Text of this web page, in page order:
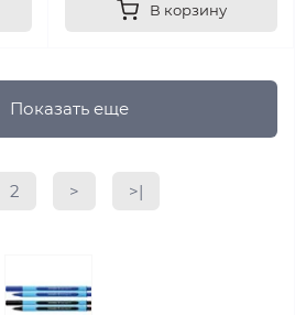
В корзину
Показать еще
2 > >|